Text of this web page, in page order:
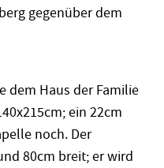
gegenüber dem
dem Haus der Familie
ein 22cm
noch. Der
80cm breit; er wird